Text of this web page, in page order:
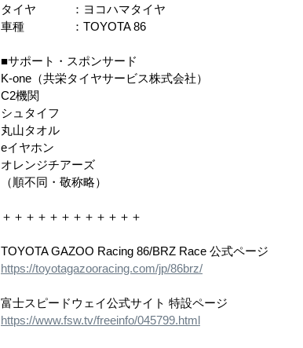
タイヤ　　　：ヨコハマタイヤ
車種　　　　：TOYOTA 86
■サポート・スポンサード
K-one（共栄タイヤサービス株式会社）
C2機関
シュタイフ
丸山タオル
eイヤホン
オレンジチアーズ
（順不同・敬称略）
＋＋＋＋＋＋＋＋＋＋＋＋
TOYOTA GAZOO Racing 86/BRZ Race 公式ページ
https://toyotagazooracing.com/jp/86brz/
富士スピードウェイ公式サイト 特設ページ
https://www.fsw.tv/freeinfo/045799.html